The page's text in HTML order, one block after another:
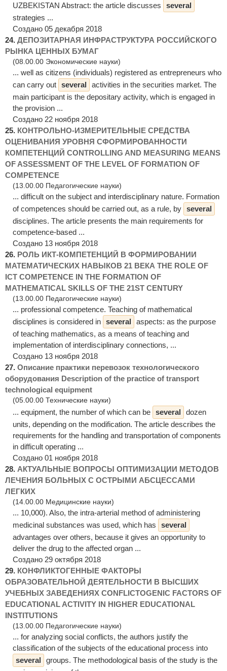
UZBEKISTAN Abstract: the article discusses
several
strategies ...
Создано 05 декабря 2018
24. ДЕПОЗИТАРНАЯ ИНФРАСТРУКТУРА РОССИЙСКОГО
РЫНКА ЦЕННЫХ БУМАГ
(08.00.00 Экономические науки)
... well as citizens (individuals) registered as entrepreneurs who
can carry out several activities in the securities market. The
main participant is the depositary activity, which is engaged in
the provision ...
Создано 22 ноября 2018
25. КОНТРОЛЬНО-ИЗМЕРИТЕЛЬНЫЕ СРЕДСТВА
ОЦЕНИВАНИЯ УРОВНЯ СФОРМИРОВАННОСТИ
КОМПЕТЕНЦИЙ CONTROLLING AND MEASURING MEANS
OF ASSESSMENT OF THE LEVEL OF FORMATION OF
COMPETENCE
(13.00.00 Педагогические науки)
... difficult on the subject and interdisciplinary nature. Formation
of competences should be carried out, as a rule, by several
disciplines. The article presents the main requirements for
competence-based ...
Создано 13 ноября 2018
26. РОЛЬ ИКТ-КОМПЕТЕНЦИЙ В ФОРМИРОВАНИИ
МАТЕМАТИЧЕСКИХ НАВЫКОВ 21 ВЕКА THE ROLE OF
ICT COMPETENCE IN THE FORMATION OF
MATHEMATICAL SKILLS OF THE 21ST CENTURY
(13.00.00 Педагогические науки)
... professional competence. Teaching of mathematical
disciplines is considered in several aspects: as the purpose
of teaching mathematics, as a means of teaching and
implementation of interdisciplinary connections, ...
Создано 13 ноября 2018
27. Описание практики перевозок технологического
оборудования Description of the practice of transport
technological equipment
(05.00.00 Технические науки)
... equipment, the number of which can be several dozen
units, depending on the modification. The article describes the
requirements for the handling and transportation of components
in difficult operating ...
Создано 01 ноября 2018
28. АКТУАЛЬНЫЕ ВОПРОСЫ ОПТИМИЗАЦИИ МЕТОДОВ
ЛЕЧЕНИЯ БОЛЬНЫХ С ОСТРЫМИ АБСЦЕССАМИ
ЛЕГКИХ
(14.00.00 Медицинские науки)
... 10,000). Also, the intra-arterial method of administering
medicinal substances was used, which has
several
advantages over others, because it gives an opportunity to
deliver the drug to the affected organ ...
Создано 29 октября 2018
29. КОНФЛИКТОГЕННЫЕ ФАКТОРЫ
ОБРАЗОВАТЕЛЬНОЙ ДЕЯТЕЛЬНОСТИ В ВЫСШИХ
УЧЕБНЫХ ЗАВЕДЕНИЯХ CONFLICTOGENIC FACTORS OF
EDUCATIONAL ACTIVITY IN HIGHER EDUCATIONAL
INSTITUTIONS
(13.00.00 Педагогические науки)
... for analyzing social conflicts, the authors justify the
classification of the subjects of the educational process into
several groups. The methodological basis of the study is the